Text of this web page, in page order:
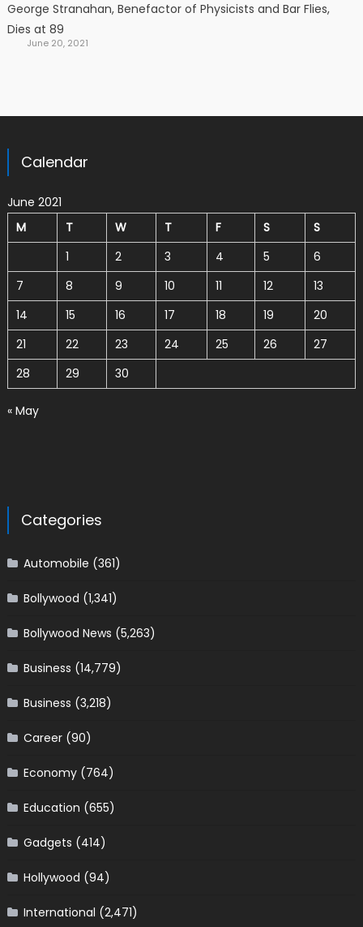
George Stranahan, Benefactor of Physicists and Bar Flies,
Dies at 89
June 20, 2021
Calendar
June 2021
M
T W T F S
S
1
2 3 4 5
6
7
8 9 10 11 12
13
14
15 16 17 18 19
20
21
22 23 24 25 26
27
28
29 30
« May
Categories
Automobile (361)
Bollywood (1,341)
Bollywood News (5,263)
Business (14,779)
Business (3,218)
Career(90)
Economy(764)
Education (655)
Gadgets (414)
Hollywood (94)
International (2,471)